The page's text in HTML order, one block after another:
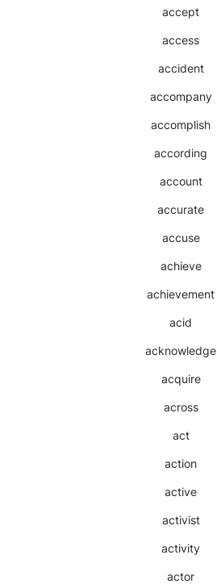
accept
access
accident
accompany
accomplish
according
account
accurate
accuse
achieve
achievement
acid
acknowledge
acquire
across
act
action
active
activist
activity
actor